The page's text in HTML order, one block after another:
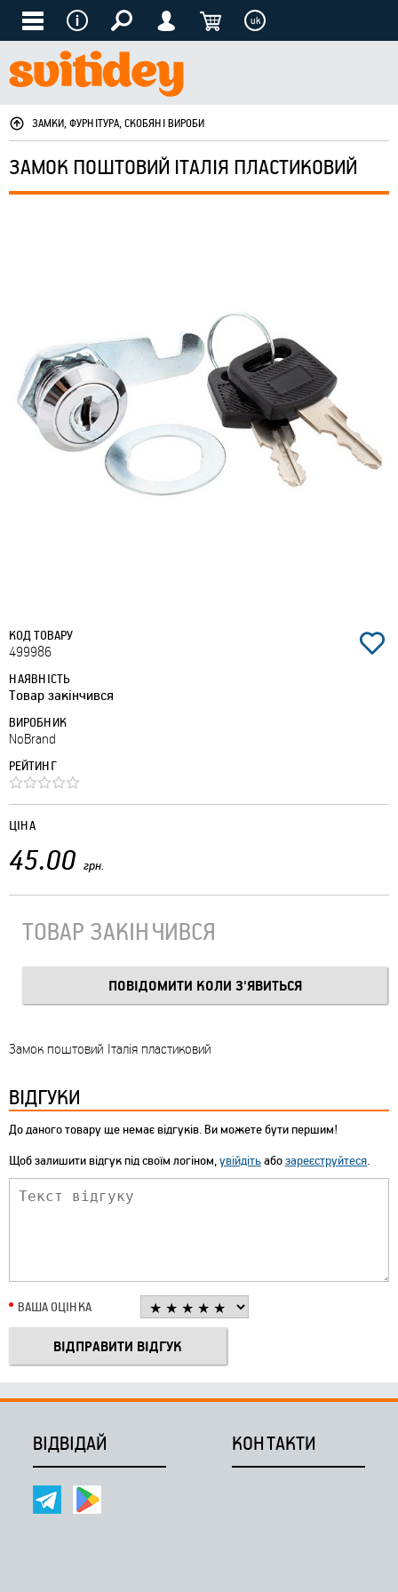
uk
ЗАМКИ, ФУРНІТУРА, СКОБЯНІ ВИРОБИ
ЗАМОК ПОШТОВИЙ ІТАЛІЯ ПЛАСТИКОВИЙ
КОД ТОВАРУ
499986
НАЯВНІСТЬ
Товар закінчився
ВИРОБНИК
NoBrand
РЕЙТИНГ
ЦІНА
45.00 грн.
ТОВАР ЗАКІНЧИВСЯ
Замок поштовий Італія пластиковий
ВІДГУКИ
До даного товару ще немає відгуків. Ви можете бути першим!
Щоб залишити відгук під своїм логіном,увійдітьабозареєструйтеся.
ВАША ОЦІНКА
ВІДВІДАЙ КОНТАКТИ